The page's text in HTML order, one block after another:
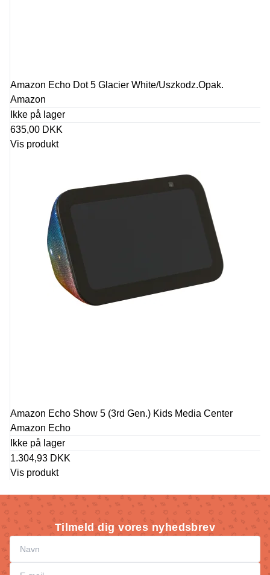
Amazon Echo Dot 5 Glacier White/Uszkodz.Opak.
Amazon
Ikke på lager
635,00 DKK
Vis produkt
Amazon Echo Show 5 (3rd Gen.) Kids Media Center
Amazon Echo
Ikke på lager
1.304,93 DKK
Vis produkt
Tilmeld dig vores nyhedsbrev